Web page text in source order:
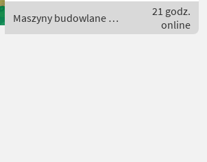
Varipower2 - Baujahr: 2025
Technikj
Maszyny budowlane /
Claas
21 godz.
online